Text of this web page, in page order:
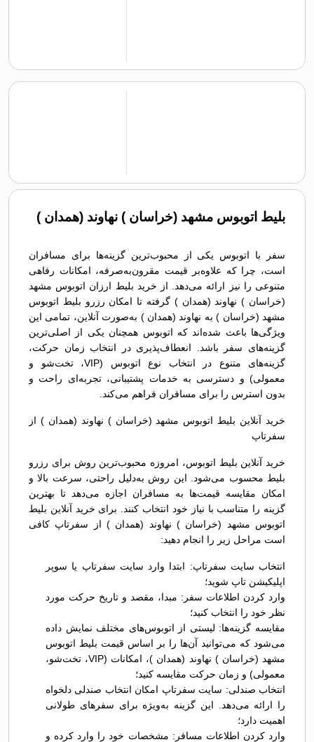
بلیط اتوبوس مشهد (خراسان ) نهاوند (همدان )
سفر با اتوبوس یکی از محبوب‌ترین گزینه‌ها برای مسافران
است، چرا که علاوه‌بر قیمت مقرون‌به‌صرفه، امکانات رفاهی
متنوعی را نیز ارائه می‌دهد. از خرید بلیط ارزان اتوبوس مشهد
(خراسان ) نهاوند (همدان ) گرفته تا امکان رزرو بلیط اتوبوس
مشهد (خراسان ) به نهاوند (همدان ) به‌صورت آنلاین، تمامی این
ویژگی‌ها باعث شده‌اند که اتوبوس همچنان یکی از اصلی‌ترین
گزینه‌های سفر باشد. انعطاف‌پذیری در انتخاب زمان حرکت،
گزینه‌های متنوع در انتخاب نوع اتوبوس (VIP، تخت‌شو و
معمولی) و دسترسی به خدمات پشتیبانی، تجربه‌ای راحت و
بدون استرس را برای مسافران فراهم می‌کند.
خرید آنلاین بلیط اتوبوس مشهد (خراسان ) نهاوند (همدان ) از
سفرتاپ
خرید آنلاین بلیط اتوبوس، امروزه محبوب‌ترین روش برای رزرو
بلیط محسوب می‌شود. این روش به‌دلیل راحتی، سرعت بالا و
امکان مقایسه قیمت‌ها به مسافران اجازه می‌دهد تا بهترین
گزینه را متناسب با نیاز خود انتخاب کنند. برای خرید آنلاین بلیط
اتوبوس مشهد (خراسان ) نهاوند (همدان ) از سفرتاپ کافی
است مراحل زیر را انجام دهید:
انتخاب سایت سفرتاپ: ابتدا وارد سایت سفرتاپ یا سوپر
اپلیکیشن تاپ شوید؛
وارد کردن اطلاعات سفر: مبدا، مقصد و تاریخ حرکت مورد
نظر خود را انتخاب کنید؛
مقایسه گزینه‌ها: لیستی از اتوبوس‌های مختلف نمایش داده
می‌شود که می‌توانید آن‌ها را بر اساس قیمت بلیط اتوبوس
مشهد (خراسان ) نهاوند (همدان )، امکانات (VIP، تخت‌شو،
معمولی) و زمان حرکت مقایسه کنید؛
انتخاب صندلی: سایت سفرتاپ امکان انتخاب صندلی دلخواه
را ارائه می‌دهد. این گزینه به‌ویژه برای سفرهای طولانی
اهمیت دارد؛
وارد کردن اطلاعات مسافر: مشخصات خود را وارد کرده و